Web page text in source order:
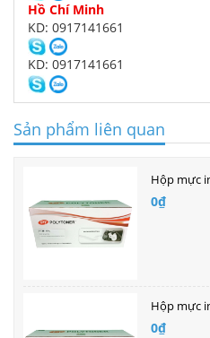
Hồ Chí Minh
KD: 0917141661
KD: 0917141661
Sản phẩm liên quan
0₫
0₫